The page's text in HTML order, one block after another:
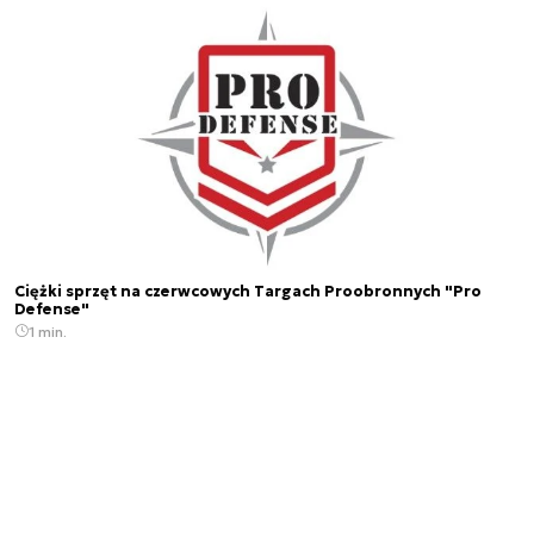
Ciężki sprzęt na czerwcowych Targach Proobronnych "Pro
Defense"
1 min.